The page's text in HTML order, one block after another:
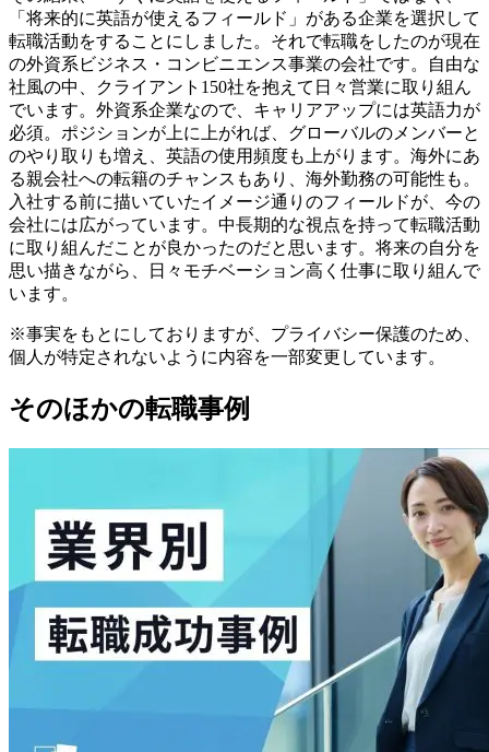
「将来的に英語が使えるフィールド」がある企業を選択して
転職活動をすることにしました。それで転職をしたのが現在
の外資系ビジネス・コンビニエンス事業の会社です。自由な
社風の中、クライアント150社を抱えて日々営業に取り組ん
でいます。外資系企業なので、キャリアアップには英語力が
必須。ポジションが上に上がれば、グローバルのメンバーと
のやり取りも増え、英語の使用頻度も上がります。海外にあ
る親会社への転籍のチャンスもあり、海外勤務の可能性も。
入社する前に描いていたイメージ通りのフィールドが、今の
会社には広がっています。中長期的な視点を持って転職活動
に取り組んだことが良かったのだと思います。将来の自分を
思い描きながら、日々モチベーション高く仕事に取り組んで
います。
※事実をもとにしておりますが、プライバシー保護のため、
個人が特定されないように内容を一部変更しています。
そのほかの転職事例